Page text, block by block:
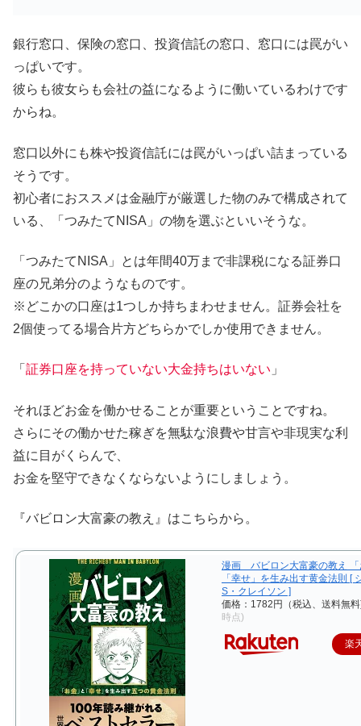
銀行窓口、保険の窓口、投資信託の窓口、窓口には罠がい
っぱいです。
彼らも彼女らも会社の益になるように働いているわけです
からね。
窓口以外にも株や投資信託には罠がいっぱい詰まっている
そうです。
初心者におススメは金融庁が厳選した物のみで構成されて
いる、「つみたてNISA」の物を選ぶといいそうな。
「つみたてNISA」とは年間40万まで非課税になる証券口
座の兄弟分のようなものです。
※どこかの口座は1つしか持ちまわせません。証券会社を
2個使ってる場合片方どちらかでしか使用できません。
「 証券口座を持っていない大金持ちはいない 」
それほどお金を働かせることが重要ということですね。
さらにその働かせた稼ぎを無駄な浪費や甘言や非現実な利
益に目がくらんで、
お金を堅守できなくならないようにしましょう。
『バビロン大富豪の教え』はこちらから。
漫画 バビロン大富豪の教え 「
「幸せ」を生み出す黄金法則 [
S・クレイソン ]
価格：1782円（税込、送料無
時点)
楽